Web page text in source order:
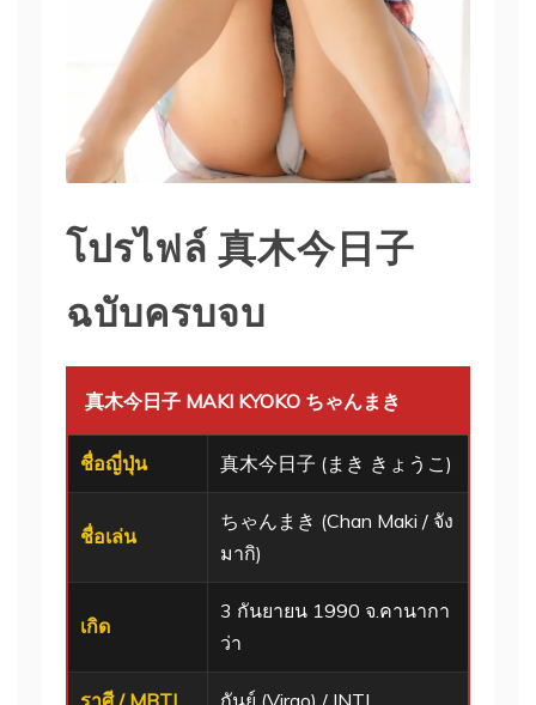
โปรไฟล์ 真木今日子
ฉบับครบจบ
真木今日子 MAKI KYOKO ちゃんまき
ชื่อญี่ปุ่น 真木今日子 (まき きょうこ)
ชื่อเล่น
ちゃんまき (Chan Maki / จัง
มากิ)
เกิด
3 กันยายน 1990 จ.คานากา
ว่า